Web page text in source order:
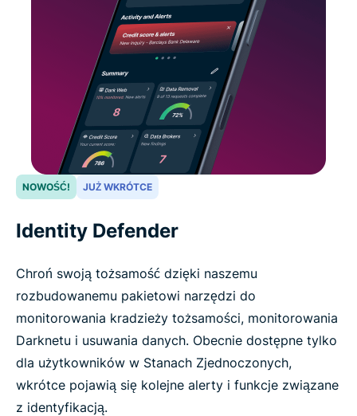
NOWOŚĆ! JUŻ WKRÓTCE
Identity Defender
Chroń swoją tożsamość dzięki naszemu
rozbudowanemu pakietowi narzędzi do
monitorowania kradzieży tożsamości, monitorowania
Darknetu i usuwania danych. Obecnie dostępne tylko
dla użytkowników w Stanach Zjednoczonych,
wkrótce pojawią się kolejne alerty i funkcje związane
z identyfikacją.